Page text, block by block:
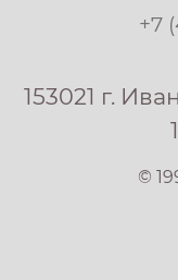
+7
153021 г.
©